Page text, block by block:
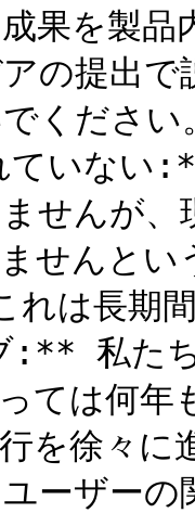
果を製
の提出
ください
いない
せんが
せんと
れは長期
私たち
ては何年
を徐々
ーザー